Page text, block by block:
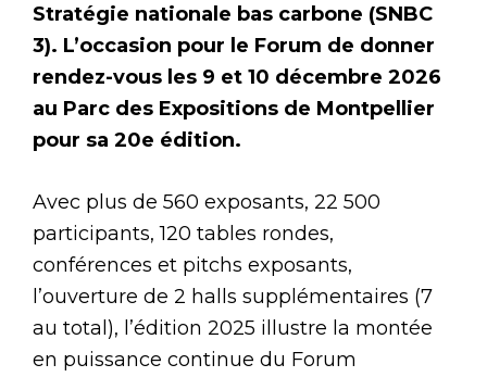
Stratégie nationale bas carbone (SNBC
3). L’occasion pour le Forum de donner
rendez-vous les 9 et 10 décembre 2026
au Parc des Expositions de Montpellier
pour sa 20e édition.
Avec plus de 560 exposants, 22 500
participants, 120 tables rondes,
conférences et pitchs exposants,
l’ouverture de 2 halls supplémentaires (7
au total), l’édition 2025 illustre la montée
en puissance continue du Forum